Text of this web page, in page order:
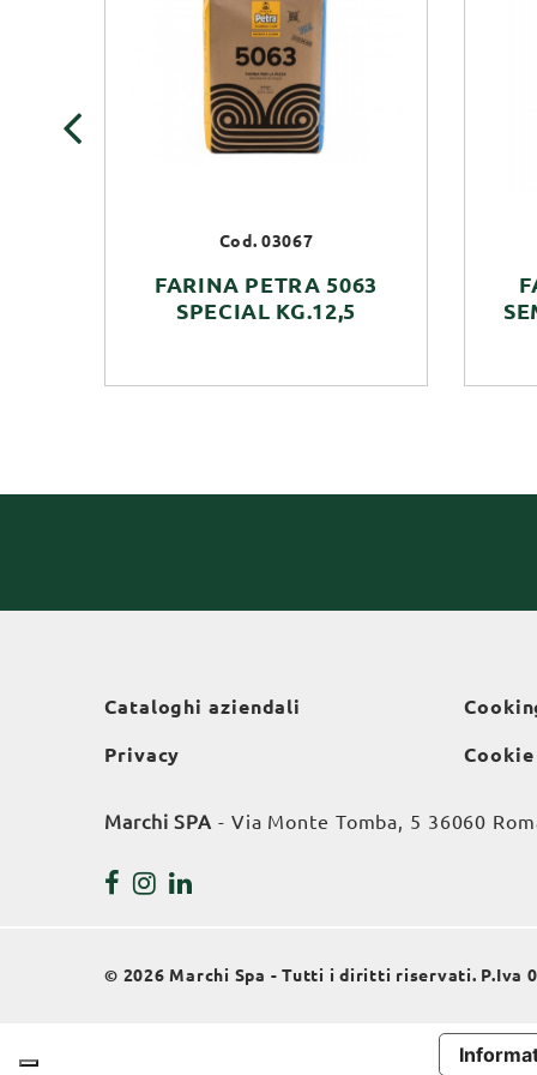
Cod. 03067
FARINA PETRA 5063
SPECIAL KG.12,5
Cataloghi aziendali
Privacy
Marchi SPA - Via Monte Tomba, 5 36060
© 2026 Marchi Spa - Tutti i diritti riservati. P.Iva